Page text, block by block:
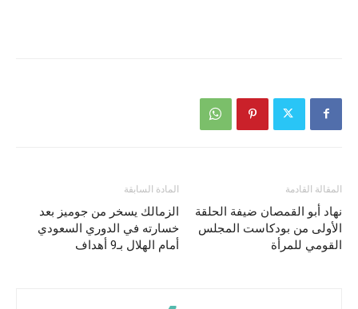
المادة السابقة
الزمالك يسخر من جوميز بعد
خسارته في الدوري السعودي
أمام الهلال بـ9 أهداف
المقالة القادمة
نهاد أبو القمصان ضيفة الحلقة
الأولى من بودكاست المجلس
القومي للمرأة